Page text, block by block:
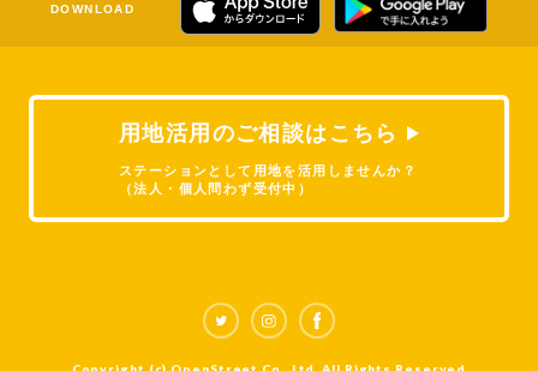
用地活用のご相談はこちら
ステーションとして用地を活用しませんか？
（法人・個人問わず受付中）
DOWNLOAD